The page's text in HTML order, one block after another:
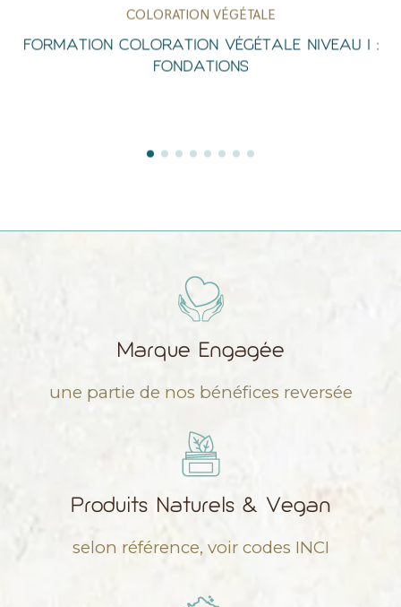
Aperçu Rapide
COLORATION VÉGÉTALE
FORMATION COLORATION VÉGÉTALE NIVEAU I :
FONDATIONS
Marque Engagée
une partie de nos bénéfices reversée
Produits Naturels & Vegan
selon référence, voir codes INCI